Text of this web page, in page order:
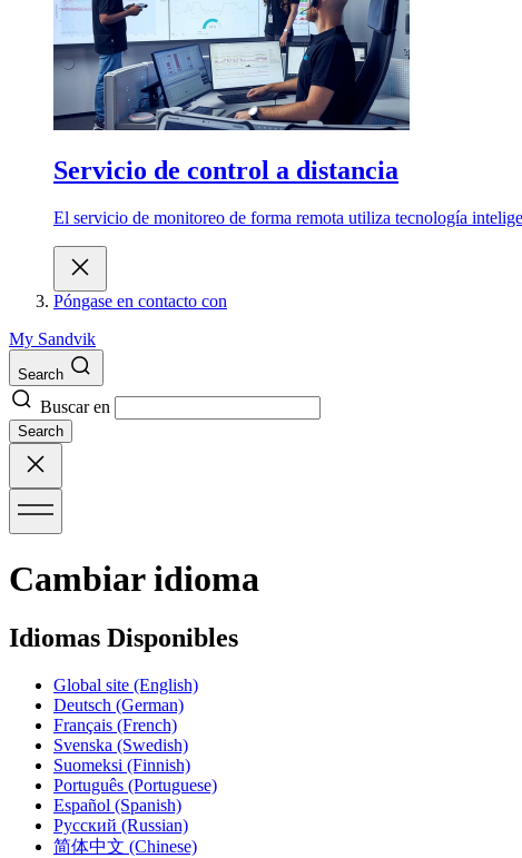
Servicio de control a distancia
El servicio de monitoreo de forma remota utiliza tecnología
Póngase en contacto con
My Sandvik
Search
Buscar en
Search
Cambiar idioma
Idiomas Disponibles
Global site (English)
Deutsch (German)
Français (French)
Svenska (Swedish)
Suomeksi (Finnish)
Português (Portuguese)
Español (Spanish)
Русский (Russian)
简体中文 (Chinese)